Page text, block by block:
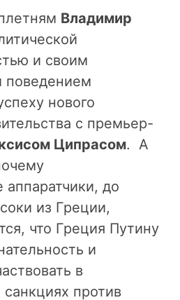
Владимир
и своим
нового
с премьер-
Ципрасом. А
аппаратчики, до
из Греции,
что Греция Путину
и
в
против